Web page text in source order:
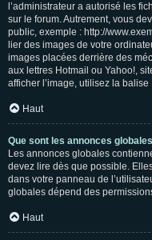
l’administrateur a autorisé les
sur le forum. Autrement, vous
public, exemple : http://
lier des images de votre
images placées derrière des
aux lettres Hotmail ou Yahoo!,
afficher l’image, utilisez la balise
Haut
Que sont les annonces
Les annonces globales
devez lire dès que possible.
dans votre panneau de
globales dépend des
Haut